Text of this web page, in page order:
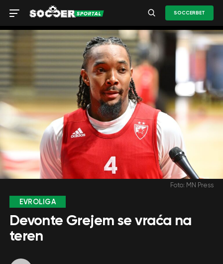
SOCCERBET
Foto: MN Press
EVROLIGA
Devonte Grejem se vraća na
teren